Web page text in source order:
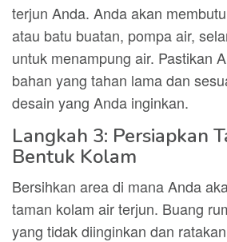
terjun Anda. Anda akan
atau batu buatan, pompa air,
untuk menampung air. Pastikan
bahan yang tahan lama dan
desain yang Anda inginkan.
Langkah 3: Persiapkan
Bentuk Kolam
Bersihkan area di mana Anda
taman kolam air terjun. Buang
yang tidak diinginkan dan